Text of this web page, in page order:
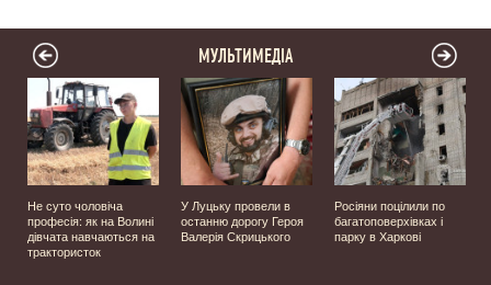
МУЛЬТИМЕДІА
Не суто чоловіча
професія: як на Волині
дівчата навчаються на
трактористок
У Луцьку провели в
останню дорогу Героя
Валерія Скрицького
Росіяни поцілили по
багатоповерхівках і
парку в Харкові